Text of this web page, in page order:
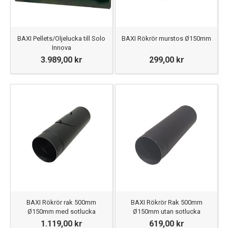
BAXI Pellets/Oljelucka till Solo
Innova
3.989,00 kr
BAXI Rökrör murstos Ø150mm
299,00 kr
BAXI Rökrör rak 500mm
Ø150mm med sotlucka
1.119,00 kr
BAXI Rökrör Rak 500mm
Ø150mm utan sotlucka
619,00 kr